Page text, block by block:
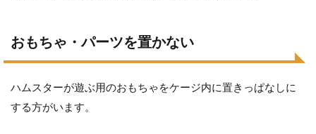
おもちゃ・パーツを置かない
ハムスターが遊ぶ用のおもちゃをケージ内に置きっぱなしに
する方がいます。